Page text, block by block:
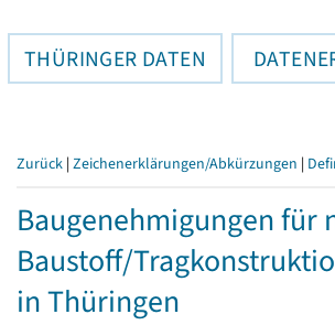
THÜRINGER DATEN
Zurück | Zeichenerklärungen/Abkürzungen |
Baugenehmigungen für
Baustoff/
in Thüringen